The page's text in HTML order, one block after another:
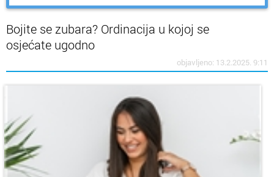
Bojite se zubara? Ordinacija u kojoj se
osjećate ugodno
objavljeno: 13.2.2025. 9:11